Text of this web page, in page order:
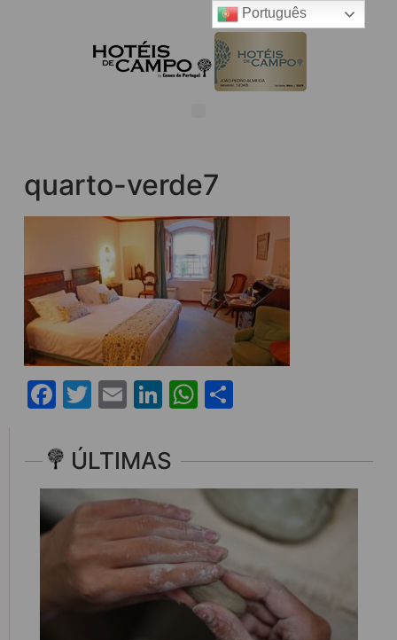
quarto-verde7
Facebook
Twitter
EmailLinkedIn
WhatsApp
ÚLTIMAS
Português